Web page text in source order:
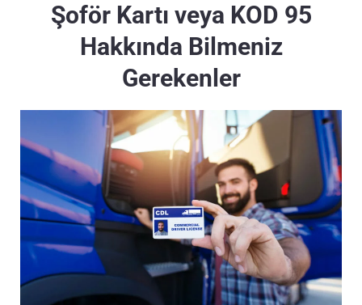
Şoför Kartı veya KOD 95
Hakkında Bilmeniz
Gerekenler